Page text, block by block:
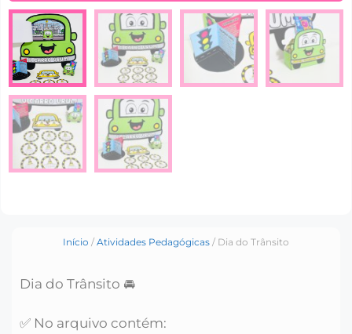
Início / Atividades Pedagógicas / Dia do Trânsito
Dia do Trânsito 🚘
✅ No arquivo contém: